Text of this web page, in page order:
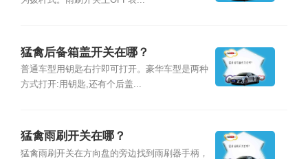
猛禽后备箱盖开关在哪？
普通车型用钥匙右拧即可打开。豪华车型是两种
方式打开:用钥匙,还有个后盖...
猛禽雨刷开关在哪？
猛禽雨刷开关在方向盘的旁边找到雨刷器手柄，